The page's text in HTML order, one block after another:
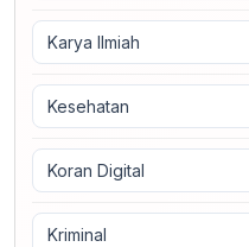
Karya Ilmiah
Kesehatan
Koran Digital
Kriminal